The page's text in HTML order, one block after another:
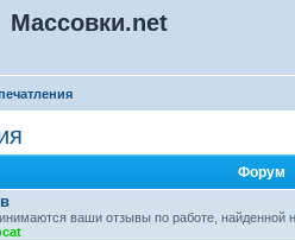
Массовки.net
Форум
ваши отзывы по работе, найденной